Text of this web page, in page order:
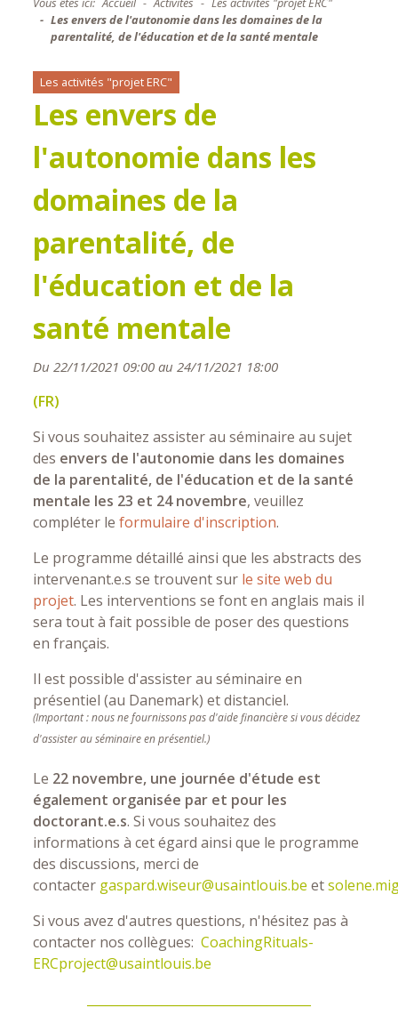
Les envers de l'autonomie dans les domaines de la
parentalité, de l'éducation et de la santé mentale
Les activités "projet ERC"
Les envers de
l'autonomie dans les
domaines de la
parentalité, de
l'éducation et de la
santé mentale
Du 22/11/2021 09:00 au 24/11/2021 18:00
(FR)
Si vous souhaitez assister au séminaire au sujet
des envers de l'autonomie dans les domaines
de la parentalité, de l'éducation et de la santé
mentale les 23 et 24 novembre, veuillez
compléter leformulaire d'inscription.
Le programme détaillé ainsi que les abstracts des
intervenant.e.s se trouvent sur le site web du
projet. Les interventions se font en anglais mais il
sera tout à fait possible de poser des questions
en français.
Il est possible d'assister au séminaire en
présentiel (au Danemark) et distanciel.
(Important : nous ne fournissons pas d'aide financière si vous décidez
d'assister au séminaire en présentiel.)
Le 22 novembre, une journée d'étude est
également organisée par et pour les
doctorant.e.s. Si vous souhaitez des
informations à cet égard ainsi que le programme
des discussions, merci de
contacter gaspard.wiseur@usaintlouis.be et
Si vous avez d'autres questions, n'hésitez pas à
contacter nos collègues:CoachingRituals-
ERCproject@usaintlouis.be